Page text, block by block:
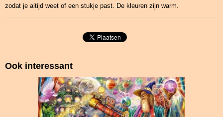
zodat je altijd weet of een stukje past. De kleuren zijn warm.
Ook interessant